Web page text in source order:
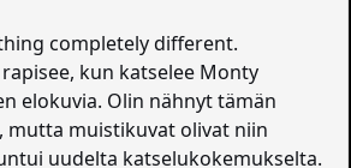
completely different.
kun katselee Monty
elokuvia. Olin nähnyt tämän
mutta muistikuvat olivat niin
uudelta katselukokemukselta.